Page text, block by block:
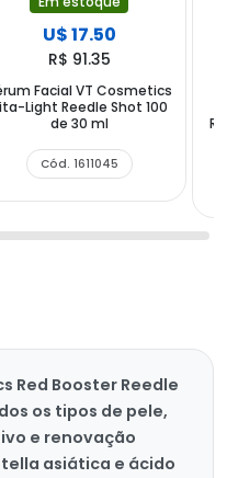
U$ 17.50
R$ 91.35
Facial VT Cosmetics
Light Reedle Shot 100
de 30 ml
Cód. 1611045
Red Booster Reedle
os tipos de pele,
e renovação
asiática e ácido